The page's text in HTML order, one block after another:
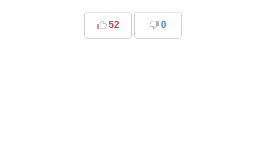
52 0